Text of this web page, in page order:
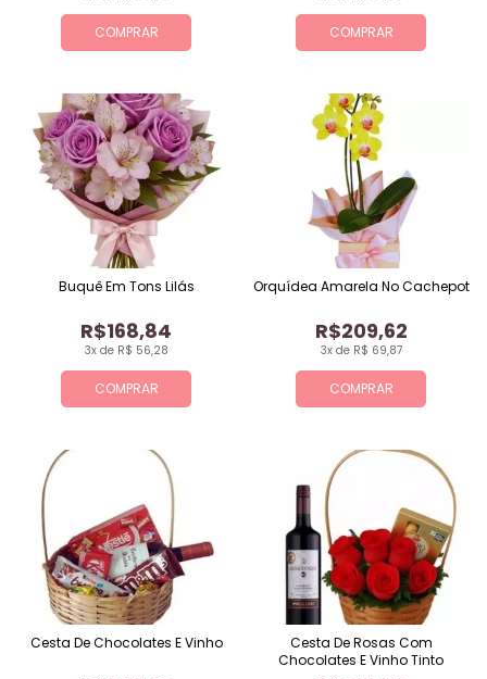
COMPRAR COMPRAR
COMPRAR
3x de R$ 56,28
R$168,84
Buquê Em Tons Lilás
COMPRAR
3x de R$ 69,87
R$209,62
Orquídea Amarela No Cachepot
Cesta De Chocolates E Vinho
Cesta De Rosas Com
Chocolates E Vinho Tinto